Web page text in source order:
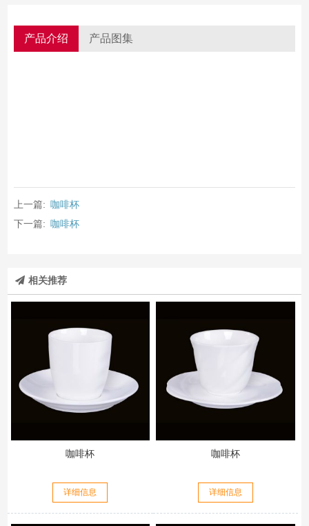
产品介绍 产品图集
上一篇: 咖啡杯
下一篇: 咖啡杯
相关推荐
咖啡杯
详细信息
咖啡杯
详细信息